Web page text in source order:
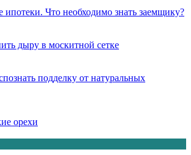
ипотеки. Что необходимо знать заемщику?
дыру в москитной сетке
подделку от натуральных
орехи